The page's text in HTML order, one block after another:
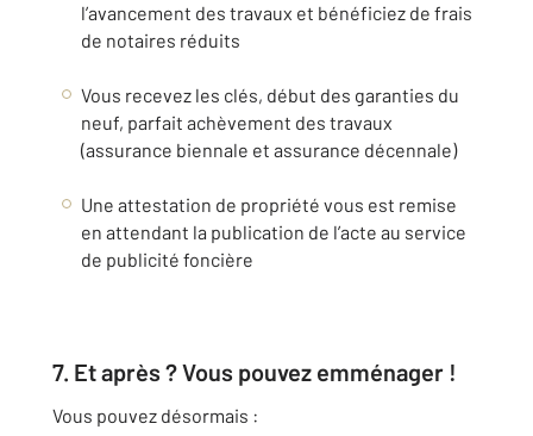
l’avancement des travaux et bénéficiez de frais
de notaires réduits
Vous recevez les clés, début des garanties du
neuf, parfait achèvement des travaux
(assurance biennale et assurance décennale)
Une attestation de propriété vous est remise
en attendant la publication de l’acte au service
de publicité foncière
7. Et après ? Vous pouvez emménager !
Vous pouvez désormais :